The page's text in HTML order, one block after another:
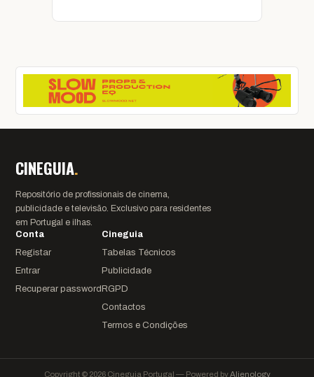
CINEGUIA.
Repositório de profissionais de cinema,
publicidade e televisão. Exclusivo para residentes
em Portugal e ilhas.
Conta
Registar
Entrar
Recuperar password
Cineguia
Tabelas Técnicos
Publicidade
RGPD
Contactos
Termos e Condições
Copyright © 2026 Cineguia Portugal — Powered byAlienology